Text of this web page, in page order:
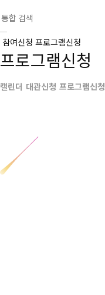
참여신청 프로그램신청
프로그램신청
캘린더 대관신청 프로그램신청